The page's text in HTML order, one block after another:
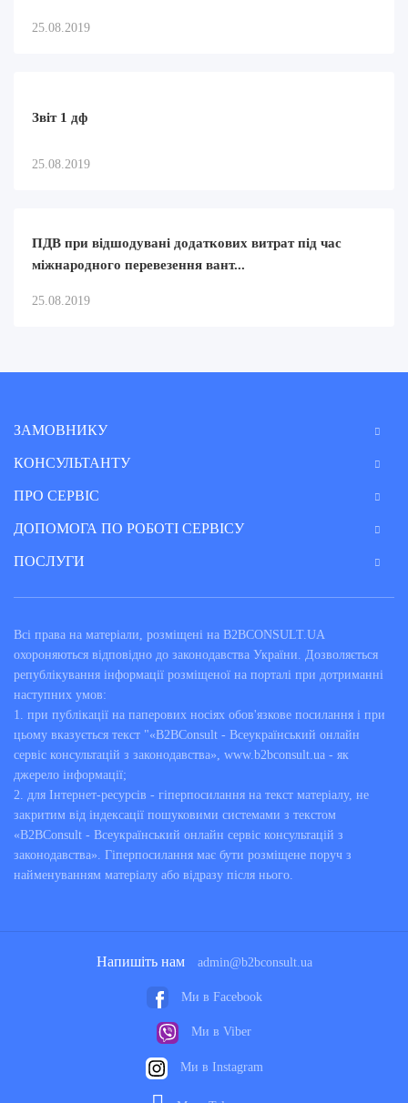
25.08.2019
Звіт 1 дф
25.08.2019
ПДВ при відшодувані додаткових витрат під час
міжнародного перевезення вант...
25.08.2019
ЗАМОВНИКУ
КОНСУЛЬТАНТУ
ПРО СЕРВІС
ДОПОМОГА ПО РОБОТІ СЕРВІСУ
ПОСЛУГИ
Всі права на матеріали, розміщені на B2BCONSULT.UA
охороняються відповідно до законодавства України. Дозволяється
републікування інформації розміщеної на порталі при дотриманні
наступних умов:
1. при публікації на паперових носіях обов'язкове посилання і при
цьому вказується текст "«B2BConsult - Всеукраїнський онлайн
сервіс консультацій з законодавства», www.b2bconsult.ua - як
джерело інформації;
2. для Інтернет-ресурсів - гіперпосилання на текст матеріалу, не
закритим від індексації пошуковими системами з текстом
«B2BConsult - Всеукраїнський онлайн сервіс консультацій з
законодавства». Гіперпосилання має бути розміщене поруч з
найменуванням матеріалу або відразу після нього.
Напишіть нам admin@b2bconsult.ua
Ми в Facebook
Ми в Viber
Ми в Instagram